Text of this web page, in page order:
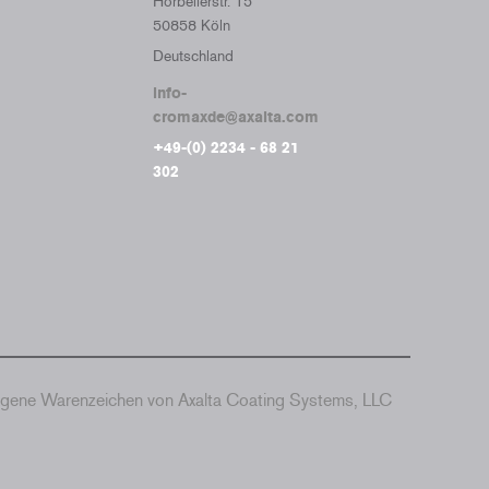
50858 Köln
Deutschland
info-
cromaxde@axalta.com
+49-(0) 2234 - 68 21
302
Warenzeichen von Axalta Coating Systems, LLC